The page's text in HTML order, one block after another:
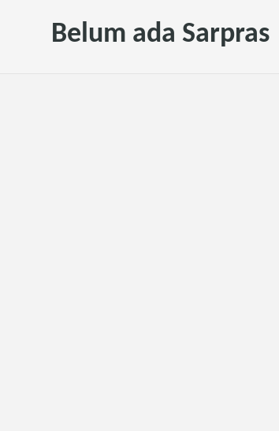
Belum ada Sarpras